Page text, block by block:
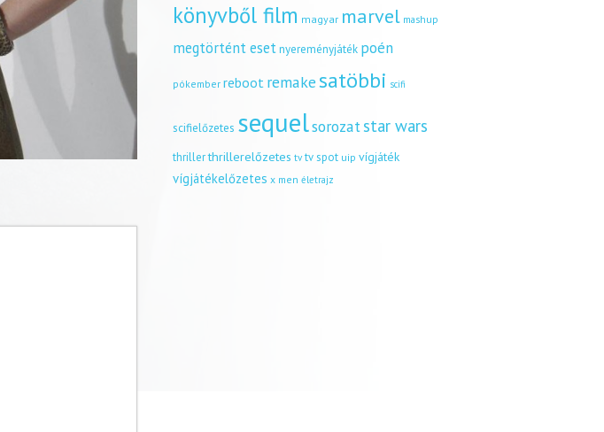
könyvből film magyar marvel mashup
megtörtént esetnyereményjáték poén
pókember reboot remakesatöbbi scifi
scifielőzetes sequelsorozatstar wars
thrillerthrillerelőzetes tv tv spot uip vígjáték
vígjátékelőzetes x men életrajz